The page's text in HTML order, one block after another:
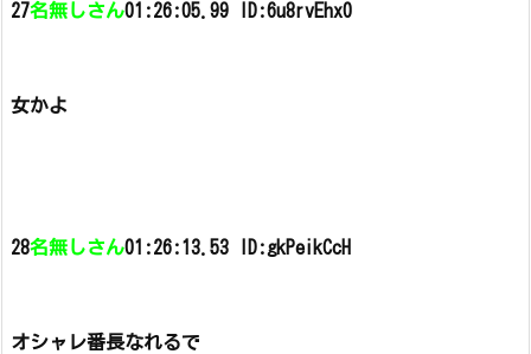
27名無しさん01:26:05.99 ID:6u8rvEhx0
女かよ
28名無しさん01:26:13.53 ID:gkPeikCcH
オシャレ番長なれるで